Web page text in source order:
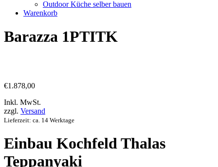
Outdoor Küche selber bauen
Warenkorb
Barazza 1PTITK
€1.878,00
Inkl. MwSt.
zzgl. Versand
Lieferzeit: ca. 14 Werktage
Einbau Kochfeld Thalas
Teppanyaki